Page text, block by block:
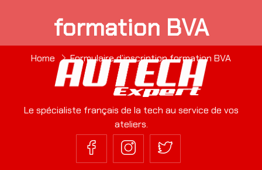
formation BVA
Home
Formulaire d’inscription formation BVA
Formulaire de contact non trouvé !
Le spécialiste français de la tech au service de vos
ateliers.